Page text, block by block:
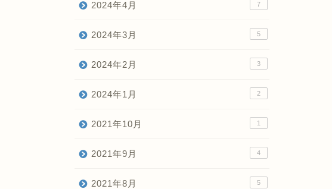
2024年4月 7
2024年3月 5
2024年2月 3
2024年1月 2
2021年10月 1
2021年9月 4
2021年8月 5